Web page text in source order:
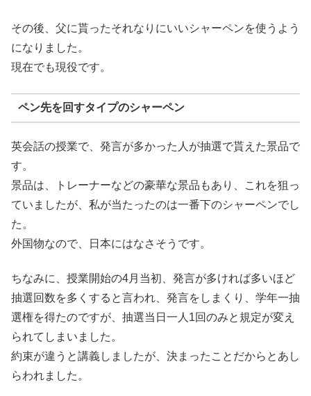
その後、父に貰ったそれなりにいいシャーペンを使うよう
になりました。
現在でも現役です。
ペン先を回すタイプのシャーペン
英会話の授業で、発言が多かった人が抽選で貰えた景品で
す。
景品は、トレーナーなどの豪華な景品もあり、これを狙っ
ていましたが、私が当たったのは一番下のシャーペンでし
た。
外国物なので、日本にはなさそうです。
ちなみに、授業開始の4月当初、発言が多ければ多いほど
抽選回数を多くすると言われ、発言をしまくり、学年一抽
選権を得たのですが、抽選当日一人1回のみと規定が変え
られてしまいました。
約束が違うと講義しましたが、決まったことだからとあし
らわれました。